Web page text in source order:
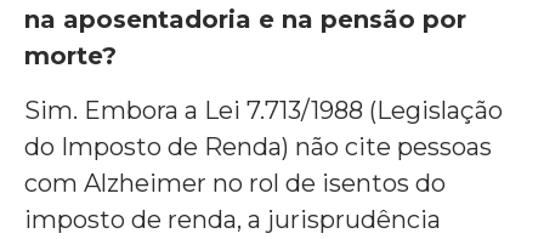
na aposentadoria e na pensão por
morte?
Sim. Embora a Lei 7.713/1988 (Legislação
do Imposto de Renda) não cite pessoas
com Alzheimer no rol de isentos do
imposto de renda, a jurisprudência